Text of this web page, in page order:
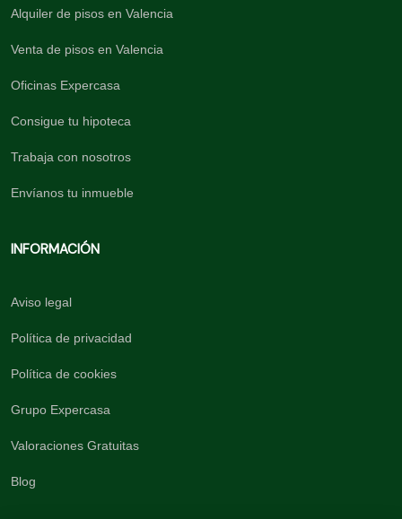
Alquiler de pisos en Valencia
Venta de pisos en Valencia
Oficinas Expercasa
Consigue tu hipoteca
Trabaja con nosotros
Envíanos tu inmueble
INFORMACIÓN
Aviso legal
Política de privacidad
Política de cookies
Grupo Expercasa
Valoraciones Gratuitas
Blog